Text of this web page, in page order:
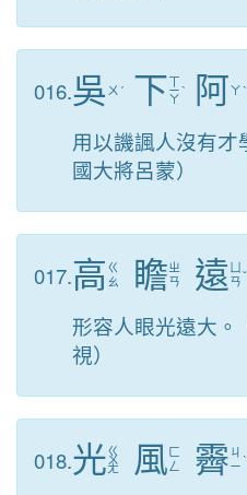
016.吳 ㄨ ˊ 下ㄒ
ㄧ
ㄚ
ˋ 阿ㄚˋ
用以譏諷人沒有
國大將呂蒙）
017.高 ㄍ
ㄠ
瞻ㄓ
ㄢ
遠 ㄢˇ
形容人眼光遠大。
視）
018.光ㄍ
ㄨ
ㄤ 風 ㄈ
ㄥ
霽 ㄐ
ㄧˋ